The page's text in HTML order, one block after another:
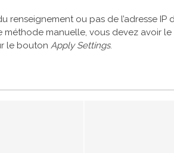
renseignement ou pas de l’adresse IP
méthode manuelle, vous devez avoir le
le bouton Apply Settings.